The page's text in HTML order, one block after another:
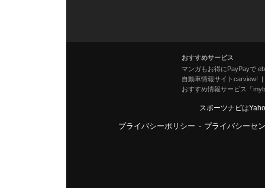
おすすめサービス
マンガもお得にPayPayで
自動車情報サイトcarview!
おすすめ情報サービス「
スポーツナビは
プライバシーポリシー - プライバシーセ